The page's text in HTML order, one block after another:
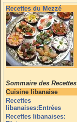
Recettes du Mezzé
Sommaire des Recettes
Cuisine libanaise
Recettes
libanaises:Entrées
Recettes libanaises: